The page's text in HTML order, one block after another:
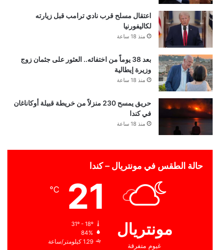
اعتقال مسلح قرب نادي ترامب قبل زيارته
لكاليفورنيا
منذ 18 ساعة
بعد 38 يوماً من اختفائه.. العثور على جثمان زوج
وزيرة إيطالية
منذ 18 ساعة
حريق يمسح 230 منزلاً من خريطة قبيلة أوكاناغان
في كندا
منذ 18 ساعة
حالة الطقس في مونتريال – كندا
مونتريال
غيوم متفرقة
21
℃
31º - 18º
84%
1.29 كيلومتر/ساعة